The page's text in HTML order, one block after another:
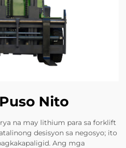
Nito
na may lithium para sa forklift
desisyon sa negosyo; ito
Ang mga